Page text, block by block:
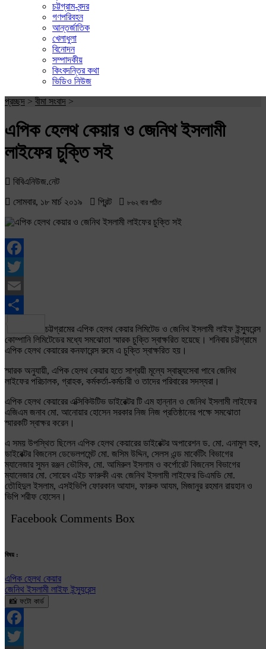
চট্টগ্রাম-বন্দর
গণপরিবহন
আন্তর্জাতিক
খেলাধুলা
বিনোদন
সম্পাদকীয়
কিংবদন্তির কথা
ভিডিও নিউজ
প্রচ্ছদ > বীমা সংবাদ >
এপিক হেলথ কেয়ার ও জেনিথ ইসলামী
লাইফের চুক্তি সই
বিবিএনিউজ.নেট
সোমবার, ১৮ মার্চ ২০১৯
প্রিন্ট ৮৬২ বার পঠিত
Facebook
Twitter
Email
Share
চট্টগ্রামের এপিক হেলথ কেয়ার লিমিটেড ও জেনিথ ইসলামী লাইফ ইন্স্যুরেন্স
কোম্পানি লিমিটেডের মধ্যে সমঝোতা স্মারক চুক্তি স্বাক্ষরিত হয়েছে। শনিবার চট্টগ্রামে
এপিক হেলথ কেয়ারের কনফারেন্স রুমে এ চুক্তি স্বাক্ষরিত হয়।
স্মারক অনুযায়ী, এপিক হেলথ কেয়ার হতে সাশ্রয়ী মূল্যে স্বাস্থ্যসেবা পাবে জেনিথ
লাইফের পরিচালক, গ্রাহক, কর্মকর্তা-কর্মচারী ও তাদের পরিবারের সদস্যরা।
এপিক হেলথ কেয়ারের এক্সিকিউটিভ ডাইরেক্টর টি এম হান্নান ও জেনিথ ইসলামী লাইফের
এজিএম জনাব মো. আনোয়ার হোসেন সরকার নিজ নিজ প্রতিষ্ঠানের পক্ষে সমঝোতা
স্মারকটি স্বাক্ষর করেন।
এ সময় উপস্থিত ছিলেন এপিক হেলথ কেয়ারের ডাইরেক্টর অপারেশন ড. মো. এনামুল হক,
ডাইরেক্টর বিজনেস ডেভেলপমেন্ট মো. জসিম উদ্দিন, সেলস এন্ড মার্কেটিং বিভাগের
ম্যানেজার সুমন রঞ্জন ভৌমিক, মো. আমিরুল ইসলাম ও কর্পোরেট বিজনেস বিভাগের
ম্যানেজার মো. সোয়েব এইচ ফারুকী এবং জেনিথ ইসলামী লাইফের ডিএমডি মো.
তৌহিদুল ইসলাম, এসইভিপি ফোরকান আযাদ, ফারুক আযম, মিজানুর রহমান রায়হান ও
ভিপি শরীফ হোসেন।
Facebook Comments Box
বিষয় :
এপিক হেলথ কেয়ার
জেনিথ ইসলামী লাইফ ইন্স্যুরেন্স
📸 ফটো কার্ড
Facebook